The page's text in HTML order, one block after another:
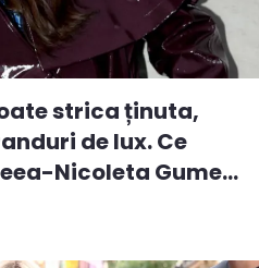
strica ținuta,
de lux. Ce
Nicoleta Gume...